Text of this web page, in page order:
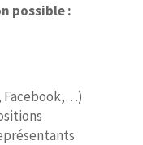
possible :
Facebook,…)